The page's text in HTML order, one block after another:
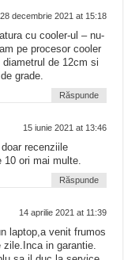
28 decembrie 2021 at 15:18
cu cooler-ul – nu-
pe procesor cooler
de 12cm si
grade.
Răspunde
15 iunie 2021 at 13:46
recenziile
ori mai multe.
Răspunde
14 aprilie 2021 at 11:39
laptop,a venit frumos
in garantie.